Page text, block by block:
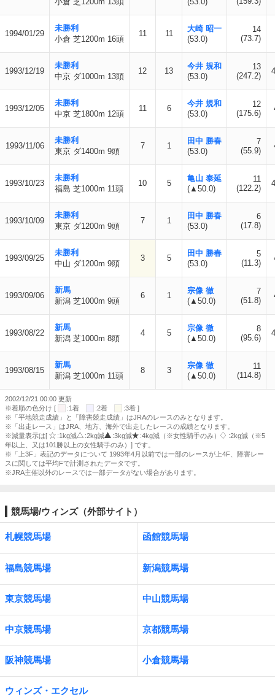
1994/01/29
未勝利
小倉 芝1200m 16頭
11 11
大崎 昭一
(53.0)
14
(73.7)
1993/12/19
未勝利
中京 ダ1000m 13頭
12 13
今井 規和
(53.0)
13
(247.2)
1993/12/05
未勝利
中京 芝1800m 12頭
11 6
今井 規和
(53.0)
12
(175.6)
1993/11/06
未勝利
東京 ダ1400m 9頭
7 1
田中 勝春
(53.0)
7
(55.9)
1993/10/23
未勝利
福島 芝1000m 11頭
10 5
亀山 泰延
(▲50.0)
11
(122.2)
1993/10/09
未勝利
東京 ダ1200m 9頭
7 1
田中 勝春
(53.0)
6
(17.8)
1993/09/25
未勝利
中山 ダ1200m 9頭
3 5
田中 勝春
(53.0)
5
(11.3)
1993/09/06
新馬
新潟 芝1000m 9頭
6 1
宗像 徹
(▲50.0)
7
(51.8)
1993/08/22
新馬
新潟 芝1000m 8頭
4 5
宗像 徹
(▲50.0)
8
(95.6)
1993/08/15
新馬
新潟 芝1000m 11頭
8 3
宗像 徹
(▲50.0)
11
(114.8)
2002/12/21 00:00 更新
※着順の色分け [
:1着 :2着
:3着 ]
※「平地競走成績」と「障害競走成績」はJRAのレースのみとなります。
※「出走レース」はJRA、地方、海外で出走したレースの成績となります。
※減量表示は[
:1kg減 :2kg減 :3kg減 :4kg減（※女性騎手のみ）
:2kg減（※5
年以上、又は101勝以上の女性騎手のみ）] です。
※「上3F」表記のデータについて 1993年4月以前では一部のレースが上4F、障害レー
スに関しては平均Fで計測されたデータです。
※JRA主催以外のレースでは一部データがない場合があります。
競馬場/ウィンズ（外部サイト）
札幌競馬場 函館競馬場
福島競馬場 新潟競馬場
東京競馬場 中山競馬場
中京競馬場 京都競馬場
阪神競馬場 小倉競馬場
ウィンズ・エクセル